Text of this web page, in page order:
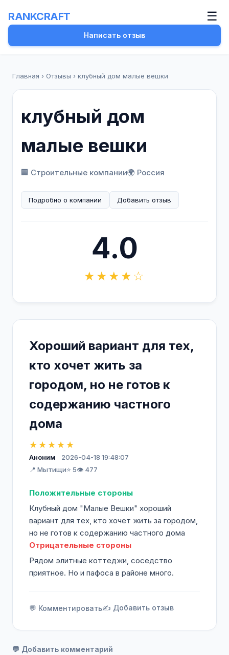
RANKCRAFT ☰
Написать отзыв
Главная › Отзывы › клубный дом малые вешки
клубный дом
малые вешки
🏢 Строительные компании🌍 Россия
Подробно о компании Добавить отзыв
4.0
★★★★☆
Хороший вариант для тех,
кто хочет жить за
городом, но не готов к
содержанию частного
дома
★★★★★
Аноним
2026-04-18 19:48:07
📍 Мытищи⭐ 5👁️ 477
Положительные стороны
Клубный дом "Малые Вешки" хороший
вариант для тех, кто хочет жить за городом,
но не готов к содержанию частного дома
Отрицательные стороны
Рядом элитные коттеджи, соседство
приятное. Но и пафоса в районе много.
💬 Комментировать✍️ Добавить отзыв
💬 Добавить комментарий